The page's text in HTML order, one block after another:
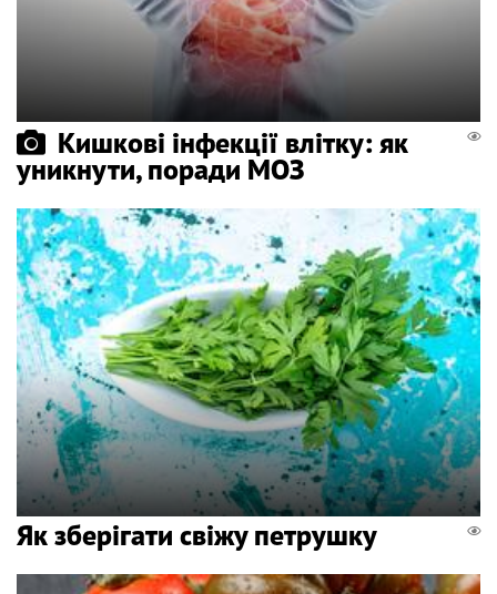
Кишкові інфекції влітку: як
уникнути, поради МОЗ
Як зберігати свіжу петрушку